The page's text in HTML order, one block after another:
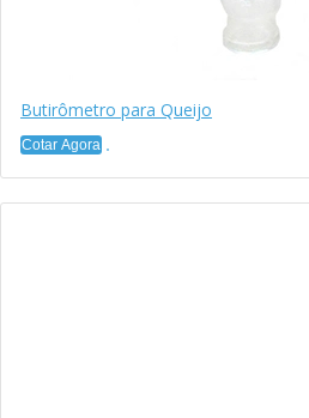
Butirômetro para Queijo
Cotar Agora